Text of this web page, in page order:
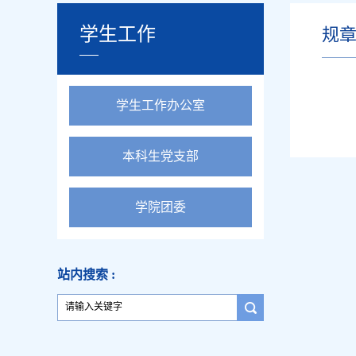
学生工作
学生工作办公室
本科生党支部
学院团委
站内搜索 :
规